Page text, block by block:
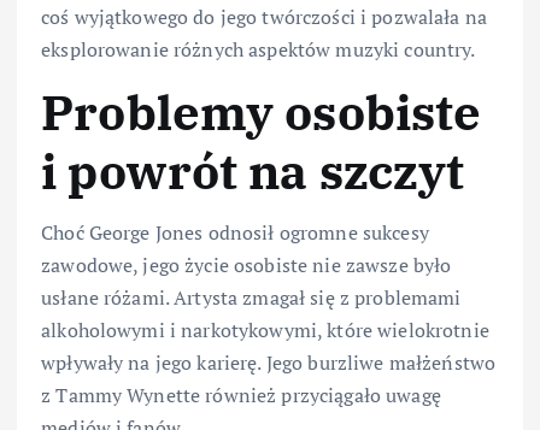
coś wyjątkowego do jego twórczości i pozwalała na
eksplorowanie różnych aspektów muzyki country.
Problemy osobiste
i powrót na szczyt
Choć George Jones odnosił ogromne sukcesy
zawodowe, jego życie osobiste nie zawsze było
usłane różami. Artysta zmagał się z problemami
alkoholowymi i narkotykowymi, które wielokrotnie
wpływały na jego karierę. Jego burzliwe małżeństwo
z Tammy Wynette również przyciągało uwagę